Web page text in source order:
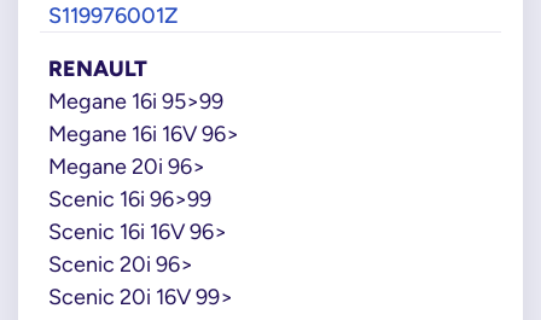
S119976001Z
RENAULT
Megane 16i 95>99
Megane 16i 16V 96>
Megane 20i 96>
Scenic 16i 96>99
Scenic 16i 16V 96>
Scenic 20i 96>
Scenic 20i 16V 99>